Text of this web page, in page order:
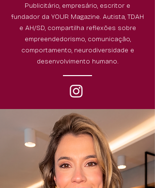
Publicitário, empresário, escritor e
fundador da YOUR Magazine. Autista, TDAH
e AH/SD, compartilha reflexões sobre
empreendedorismo, comunicação,
comportamento, neurodiversidade e
desenvolvimento humano.